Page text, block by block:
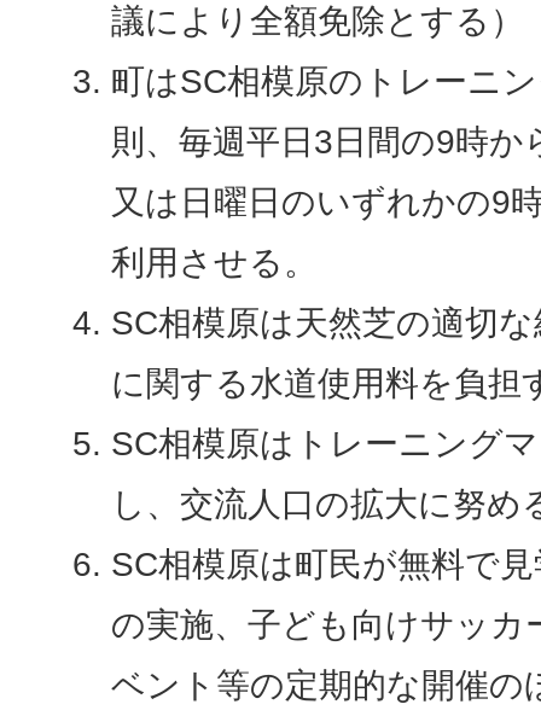
議により全額免除とする）
町はSC相模原のトレーニ
則、毎週平日3日間の9時か
又は日曜日のいずれかの9
利用させる。
SC相模原は天然芝の適切
に関する水道使用料を負担
SC相模原はトレーニング
し、交流人口の拡大に努め
SC相模原は町民が無料で
の実施、子ども向けサッカ
ベント等の定期的な開催の